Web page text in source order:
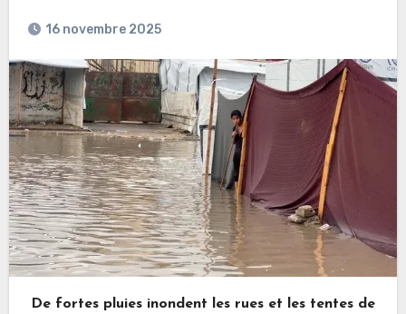
16 novembre 2025
De fortes pluies inondent les rues et les tentes de